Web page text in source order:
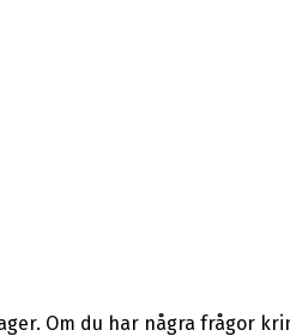
Om du har några frågor